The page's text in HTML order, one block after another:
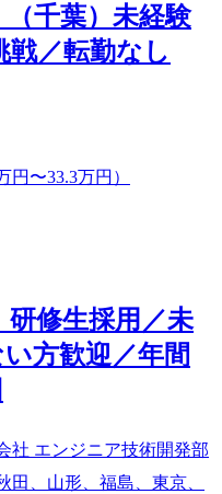
（千葉）未経験
／転勤なし
円〜33.3万円）
研修生採用／未
方歓迎／年間
社 エンジニア技術開発部
、山形、福島、東京、